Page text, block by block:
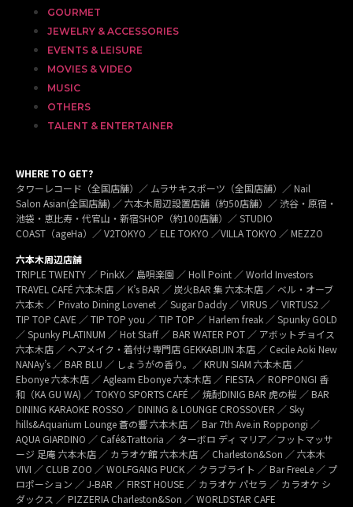
GOURMET
JEWELRY & ACCESSORIES
EVENTS & LEISURE
MOVIES & VIDEO
MUSIC
OTHERS
TALENT & ENTERTAINER
WHERE TO GET?
タワーレコード（全国店舗）／ ムラサキスポーツ（全国店舗）／ Nail
Salon Asian(全国店舗) ／ 六本木周辺設置店舗（約50店舗）／ 渋谷・原宿・
池袋・恵比寿・代官山・新宿SHOP（約100店舗）／ STUDIO
COAST（ageHa）／ V2TOKYO ／ ELE TOKYO ／VILLA TOKYO ／ MEZZO
六本木周辺店舗
TRIPLE TWENTY ／ PinkX／ 島唄楽園 ／ Holl Point ／ World Investors
TRAVEL CAFÉ 六本木店 ／ K’s BAR ／ 炭火BAR 集 六本木店 ／ ベル・オーブ
六本木 ／ Privato Dining Lovenet ／ Sugar Daddy ／ VIRUS ／ VIRTUS2 ／
TIP TOP CAVE ／ TIP TOP you ／ TIP TOP ／ Harlem freak ／ Spunky GOLD
／ Spunky PLATINUM ／ Hot Staff ／ BAR WATER POT ／ アボットチョイス
六本木店 ／ ヘアメイク・着付け専門店 GEKKABIJIN 本店 ／ Cecile Aoki New
NANAy’s ／ BAR BLU ／ しょうがの香り。／ KRUN SIAM 六本木店 ／
Ebonye 六本木店 ／ Agleam Ebonye 六本木店 ／ FIESTA ／ ROPPONGI 香
和（KA GU WA) ／ TOKYO SPORTS CAFÉ ／ 焼酎DINIG BAR 虎の桜 ／ BAR
DINING KARAOKE ROSSO ／ DINING & LOUNGE CROSSOVER ／ Sky
hills&Aquarium Lounge 蒼の響 六本木店 ／ Bar 7th Ave.in Roppongi ／
AQUA GIARDINO ／ Café&Trattoria ／ ターボロ ディ マリア／フットマッサ
ージ 足庵 六本木店 ／ カラオケ館 六本木店 ／ Charleston&Son ／ 六本木
VIVI ／ CLUB ZOO ／ WOLFGANG PUCK ／ クラブライト ／ Bar FreeLe ／ プ
ロポーション ／ J-BAR ／ FIRST HOUSE ／ カラオケ パセラ ／ カラオケ シ
ダックス ／ PIZZERIA Charleston&Son ／ WORLDSTAR CAFE